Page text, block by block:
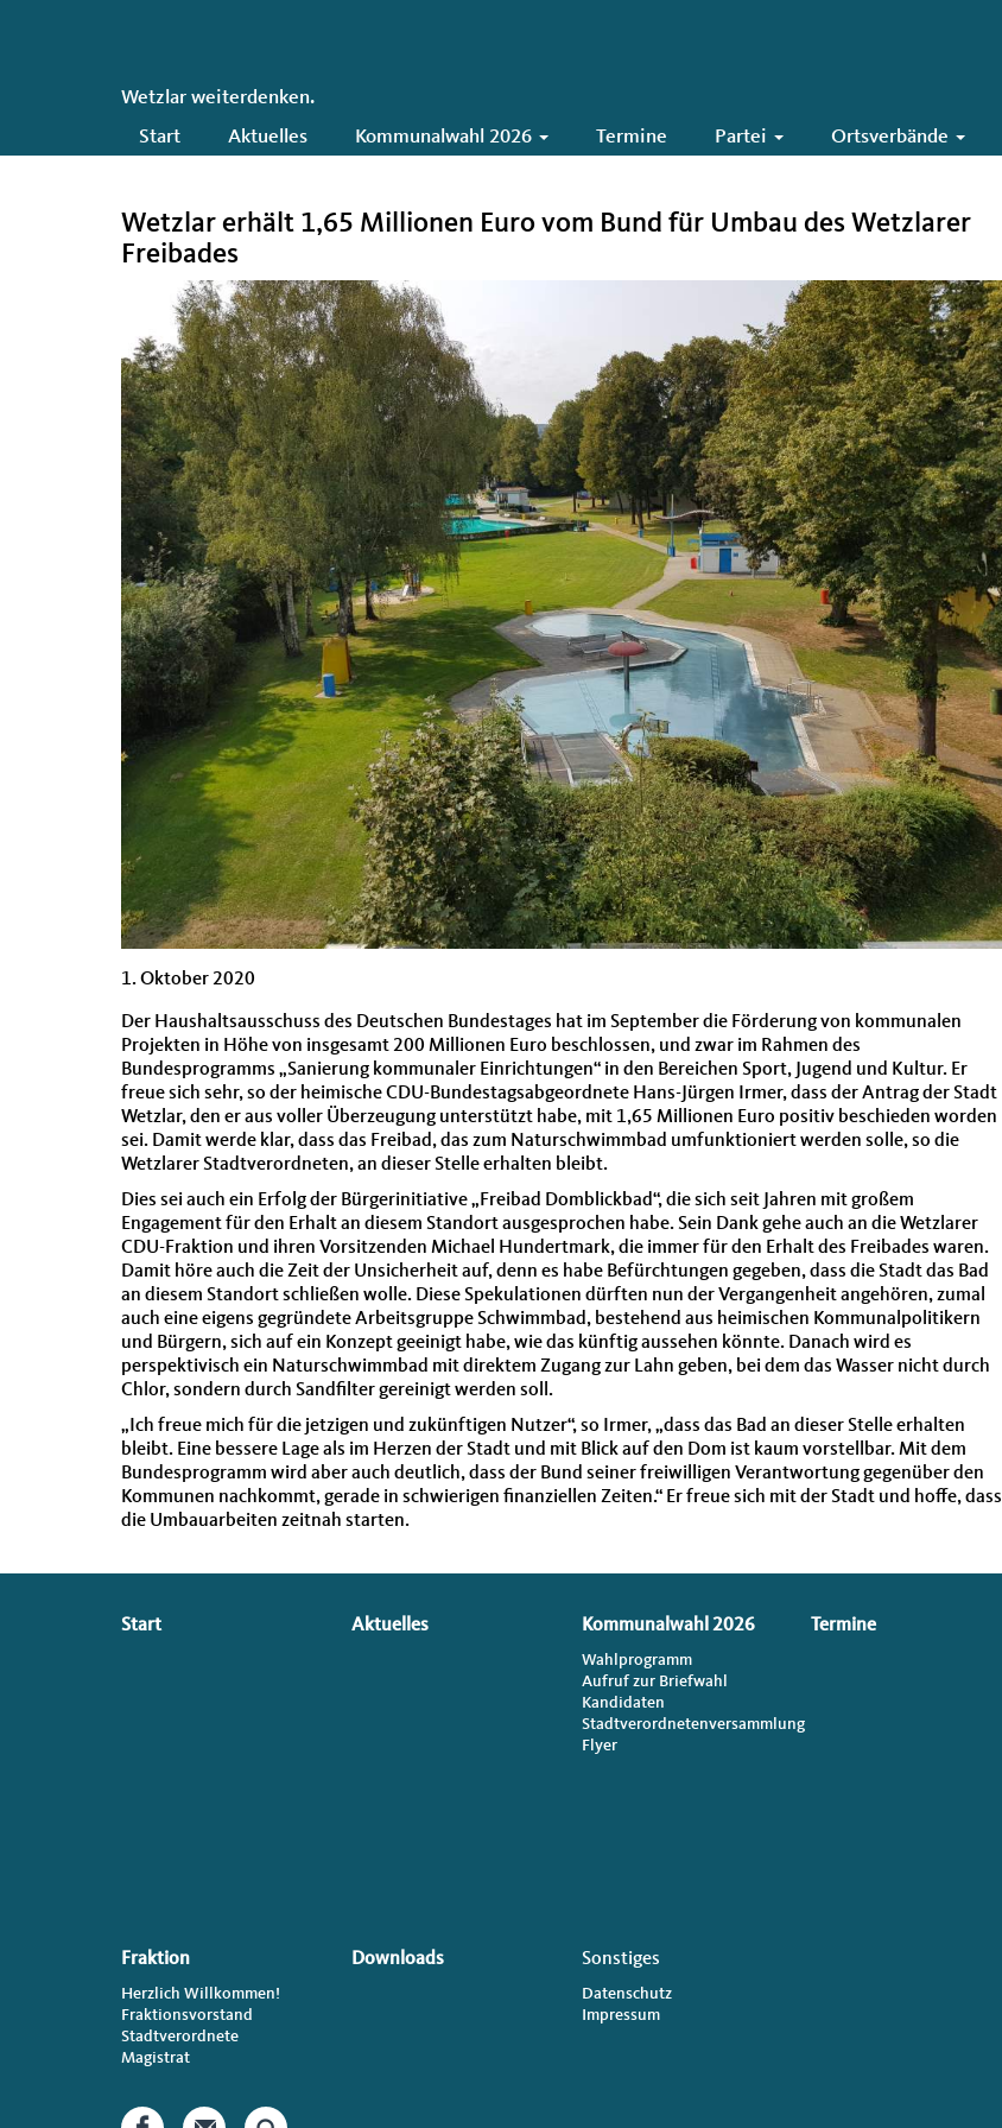
Wetzlar weiterdenken.
Hauptnavigation
Start Aktuelles Kommunalwahl 2026 Termine Partei Ortsverbände
Wetzlar erhält 1,65 Millionen Euro vom Bund für Umbau des Wetzlarer
Freibades
1. Oktober 2020
Der Haushaltsausschuss des Deutschen Bundestages hat im September die Förderung von kommunalen
Projekten in Höhe von insgesamt 200 Millionen Euro beschlossen, und zwar im Rahmen des
Bundesprogramms „Sanierung kommunaler Einrichtungen“ in den Bereichen Sport, Jugend und Kultur. Er
freue sich sehr, so der heimische CDU-Bundestagsabgeordnete Hans-Jürgen Irmer, dass der Antrag der Stadt
Wetzlar, den er aus voller Überzeugung unterstützt habe, mit 1,65 Millionen Euro positiv beschieden worden
sei. Damit werde klar, dass das Freibad, das zum Naturschwimmbad umfunktioniert werden solle, so die
Wetzlarer Stadtverordneten, an dieser Stelle erhalten bleibt.
Dies sei auch ein Erfolg der Bürgerinitiative „Freibad Domblickbad“, die sich seit Jahren mit großem
Engagement für den Erhalt an diesem Standort ausgesprochen habe. Sein Dank gehe auch an die Wetzlarer
CDU-Fraktion und ihren Vorsitzenden Michael Hundertmark, die immer für den Erhalt des Freibades waren.
Damit höre auch die Zeit der Unsicherheit auf, denn es habe Befürchtungen gegeben, dass die Stadt das Bad
an diesem Standort schließen wolle. Diese Spekulationen dürften nun der Vergangenheit angehören, zumal
auch eine eigens gegründete Arbeitsgruppe Schwimmbad, bestehend aus heimischen Kommunalpolitikern
und Bürgern, sich auf ein Konzept geeinigt habe, wie das künftig aussehen könnte. Danach wird es
perspektivisch ein Naturschwimmbad mit direktem Zugang zur Lahn geben, bei dem das Wasser nicht durch
Chlor, sondern durch Sandfilter gereinigt werden soll.
„Ich freue mich für die jetzigen und zukünftigen Nutzer“, so Irmer, „dass das Bad an dieser Stelle erhalten
bleibt. Eine bessere Lage als im Herzen der Stadt und mit Blick auf den Dom ist kaum vorstellbar. Mit dem
Bundesprogramm wird aber auch deutlich, dass der Bund seiner freiwilligen Verantwortung gegenüber den
Kommunen nachkommt, gerade in schwierigen finanziellen Zeiten.“ Er freue sich mit der Stadt und hoffe, dass
die Umbauarbeiten zeitnah starten.
Seitenübersicht
Start Aktuelles Kommunalwahl 2026
Wahlprogramm
Aufruf zur Briefwahl
Kandidaten
Stadtverordnetenversammlung
Flyer
Termine
Fraktion
Herzlich Willkommen!
Fraktionsvorstand
Stadtverordnete
Magistrat
Downloads Sonstiges
Datenschutz
Impressum